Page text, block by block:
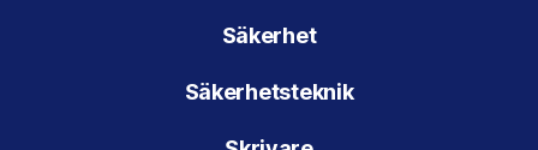
Säkerhet
Säkerhetsteknik